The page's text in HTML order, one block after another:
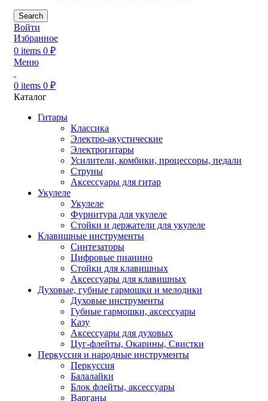
Search
Войти
Избранное
0 items 0 ₽
Меню
0 items 0 ₽
Каталог
Гитары
Классика
Электро-акустические
Электрогитары
Усилители, комбики, процессоры, педали
Струны
Аксессуары для гитар
Укулеле
Укулеле
Фурнитура для укулеле
Стойки и держатели для укулеле
Клавишные инструменты
Синтезаторы
Цифровые пианино
Стойки для клавишных
Аксессуары для клавишных
Духовые, губные гармошки и мелодики
Духовые инструменты
Губные гармошки, аксессуары
Казу
Аксессуары для духовых
Цуг-флейты, Окарины, Свистки
Перкуссия и народные инструменты
Перкуссия
Балалайки
Блок флейты, аксессуары
Варганы